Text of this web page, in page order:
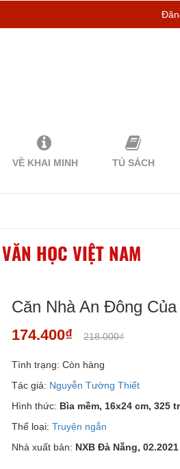
VỀ KHAI MINH TỦ SÁCH
VĂN HỌC VIỆT NAM
Căn Nhà An Đông
174.400₫ 218.000₫
Tình trạng: Còn hàng
Tác giả: Nguyễn Tường Thiết
Hình thức: Bìa mềm, 16x24 cm, 325
Thể loại:Truyện ngắn
Nhà xuất bản: NXB Đà Nẵng, 02.2021